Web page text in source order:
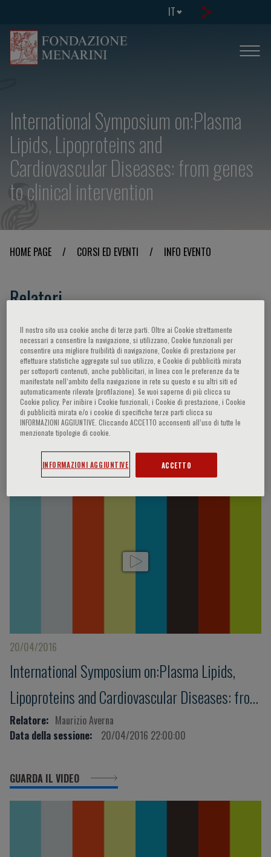
IT
International Symposium on:Plasma
Lipids, Lipoproteins and
Cardiovascular Diseases: from genes
to clinical intervention
HOME PAGE / CORSI ED EVENTI / INFO EVENTO
Relatori
Catapano Alberico Luigi,Agabiti-Rosei Enrico,
Riccardi Gabriele,Borghi Claudio, Averna
Maurizio,Tsimikas Sotirios,Zambon Alberto,
Boren Jan,Ference Brian A.,Graham Ian
Maklim,Robinson Jennifer G.,Stroes Erik S. G.,
von Eckardstein Arnold,Vlachopoulos
Charalambos,Video 7Gold
Video Interviste
20/04/2016
International Symposium on:Plasma Lipids,
Lipoproteins and Cardiovascular Diseases: from
genes to clinical intervention
Relatore: Maurizio Averna
Data della sessione:
20/04/2016 22:00:00
GUARDA IL VIDEO
Il nostro sito usa cookie anche di terze parti. Oltre ai Cookie strettamente
necessari a consentire la navigazione, si utilizzano, Cookie funzionali per
consentire una migliore fruibilità di navigazione, Cookie di prestazione per
effettuare statistiche aggregate sul suo utilizzo, e Cookie di pubblicità mirata
per sottoporti contenuti, anche pubblicitari, in linea con le preferenze da te
manifestate nell‘ambito della navigazione in rete su questo e su altri siti ed
automaticamente rilevate (profilazione). Se vuoi saperne di più clicca su
Cookie policy. Per inibire i Cookie funzionali, i Cookie di prestazione, i Cookie
di pubblicità mirata e/o i cookie di specifiche terze parti clicca su
INFORMAZIONI AGGIUNTIVE. Cliccando ACCETTO acconsenti all’uso di tutte le
menzionate tipologie di cookie.
INFORMAZIONI AGGIUNTIVE ACCETTO